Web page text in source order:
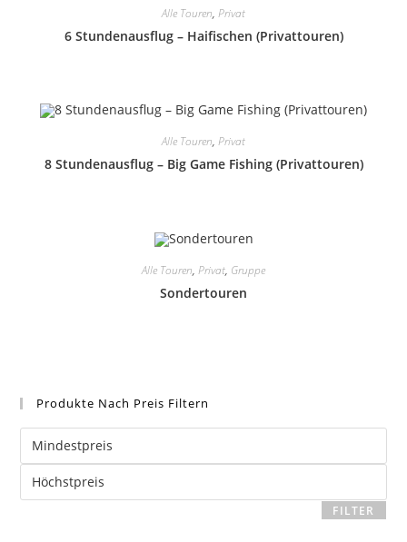
Alle Touren, Privat
6 Stundenausflug – Haifischen (Privattouren)
Alle Touren, Privat
8 Stundenausflug – Big Game Fishing (Privattouren)
Alle Touren, Privat, Gruppe
Sondertouren
Produkte Nach Preis Filtern
FILTER